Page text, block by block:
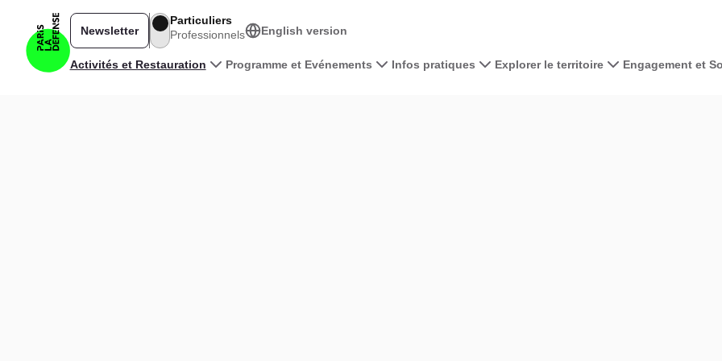
Navigation principale
Activités et Restauration Programme et Evénements Infos pratiques Explorer le territoire Engagement et
Newsletter
Particuliers
Professionnels
English version
Voir la carte en 3D